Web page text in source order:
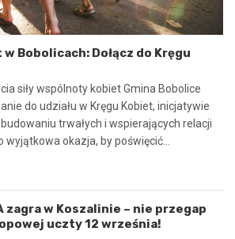
w Bobolicach: Dołącz do Kręgu
siły wspólnoty kobiet Gmina Bobolice
do udziału w Kręgu Kobiet, inicjatywie
trwałych i wspierających relacji
wyjątkowa okazja, by poświęcić…
zagra w Koszalinie – nie przegap
uczty 12 września!